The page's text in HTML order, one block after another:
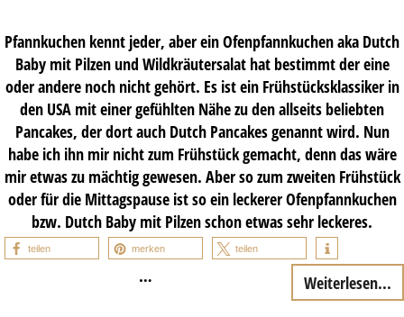
Pfannkuchen kennt jeder, aber ein Ofenpfannkuchen aka Dutch
Baby mit Pilzen und Wildkräutersalat hat bestimmt der eine
oder andere noch nicht gehört. Es ist ein Frühstücksklassiker in
den USA mit einer gefühlten Nähe zu den allseits beliebten
Pancakes, der dort auch Dutch Pancakes genannt wird. Nun
habe ich ihn mir nicht zum Frühstück gemacht, denn das wäre
mir etwas zu mächtig gewesen. Aber so zum zweiten Frühstück
oder für die Mittagspause ist so ein leckerer Ofenpfannkuchen
bzw. Dutch Baby mit Pilzen schon etwas sehr leckeres.
teilen merken teilen
… Weiterlesen...